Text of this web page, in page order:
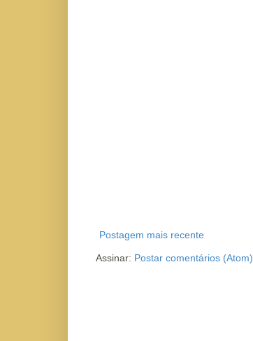
Postagem mais recente
Assinar: Postar comentários (Atom)